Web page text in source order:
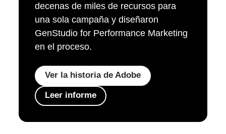
decenas de miles de recursos para
una sola campaña y diseñaron
GenStudio for Performance Marketing
en el proceso.
Ver la historia de Adobe
Leer informe